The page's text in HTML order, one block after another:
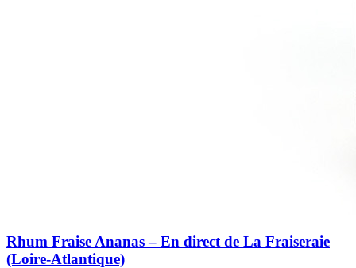
Rhum Fraise Ananas – En direct de La Fraiseraie
(Loire-Atlantique)